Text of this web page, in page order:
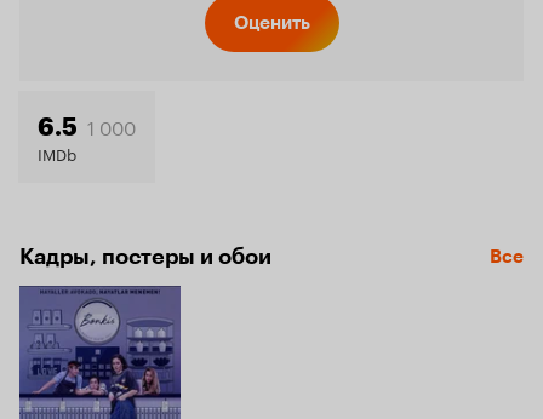
Оценить
6.5 1 000
IMDb
Кадры, постеры и обои Все